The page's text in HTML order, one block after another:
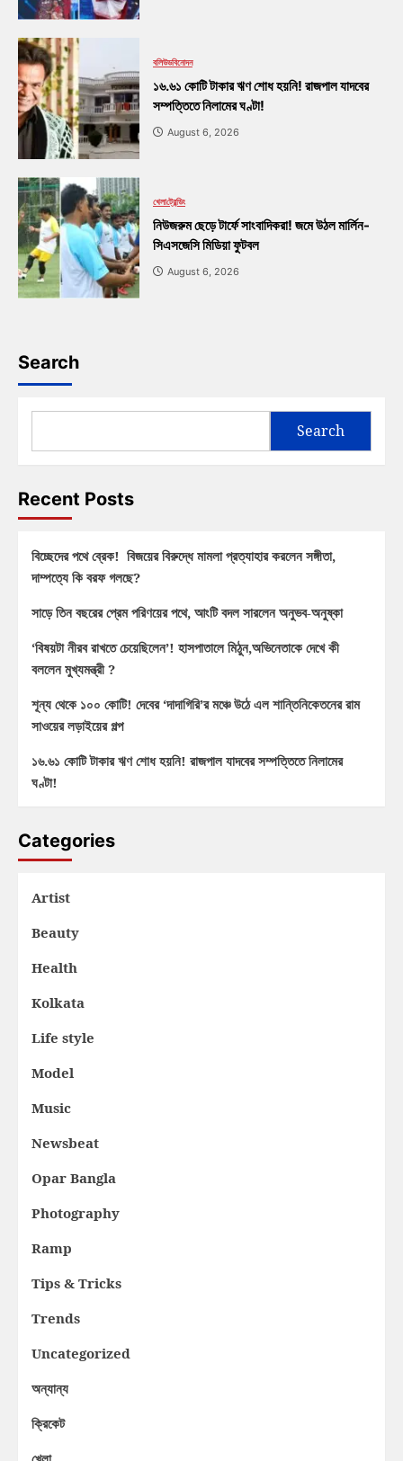
বলিউডবিনোদন
১৬.৬১ কোটি টাকার ঋণ শোধ হয়নি! রাজপাল যাদবের
সম্পত্তিতে নিলামের ঘণ্টা!
August 6, 2026
খেলাট্রেন্ডিং
নিউজরুম ছেড়ে টার্ফে সাংবাদিকরা! জমে উঠল মার্লিন-
সিএসজেসি মিডিয়া ফুটবল
August 6, 2026
Search
Search
Recent Posts
বিচ্ছেদের পথে ব্রেক! বিজয়ের বিরুদ্ধে মামলা প্রত্যাহার করলেন সঙ্গীতা,
দাম্পত্যে কি বরফ গলছে?
সাড়ে তিন বছরের প্রেম পরিণয়ের পথে, আংটি বদল সারলেন অনুভব-অনুষ্কা
‘বিষয়টা নীরব রাখতে চেয়েছিলেন’! হাসপাতালে মিঠুন,অভিনেতাকে দেখে কী
বললেন মুখ্যমন্ত্রী ?
শূন্য থেকে ১০০ কোটি! দেবের ‘দাদাগিরি’র মঞ্চে উঠে এল শান্তিনিকেতনের রাম
সাওয়ের লড়াইয়ের গল্প
১৬.৬১ কোটি টাকার ঋণ শোধ হয়নি! রাজপাল যাদবের সম্পত্তিতে নিলামের
ঘণ্টা!
Categories
Artist
Beauty
Health
Kolkata
Life style
Model
Music
Newsbeat
Opar Bangla
Photography
Ramp
Tips & Tricks
Trends
Uncategorized
অন্যান্য
ক্রিকেট